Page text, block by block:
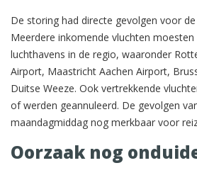
De storing had directe gevolgen voor
Meerdere inkomende vluchten
luchthavens in de regio, waaronder
Airport, Maastricht Aachen Airport,
Duitse Weeze. Ook vertrekkende
of werden geannuleerd. De gevolgen
maandagmiddag nog merkbaar voor
Oorzaak nog